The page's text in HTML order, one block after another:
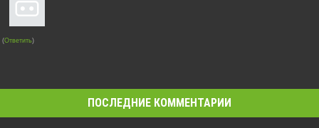
(Ответить)
ПОСЛЕДНИЕ КОММЕНТАРИИ